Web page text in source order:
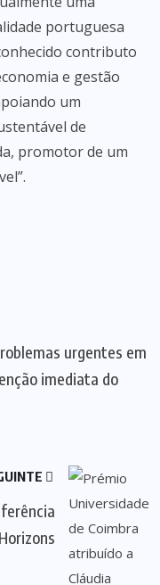
portuguesa
contributo
e gestão
um
de
promotor de um
urgentes em
imediata do